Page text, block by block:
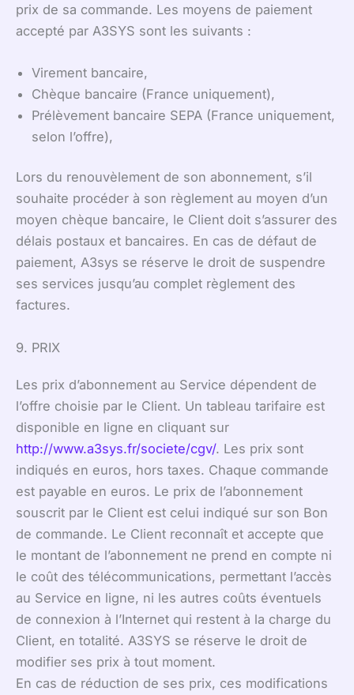
prix de sa commande. Les moyens de paiement
accepté par A3SYS sont les suivants :
Virement bancaire,
Chèque bancaire (France uniquement),
Prélèvement bancaire SEPA (France uniquement,
selon l’offre),
Lors du renouvèlement de son abonnement, s’il
souhaite procéder à son règlement au moyen d’un
moyen chèque bancaire, le Client doit s’assurer des
délais postaux et bancaires. En cas de défaut de
paiement, A3sys se réserve le droit de suspendre
ses services jusqu’au complet règlement des
factures.
9. PRIX
Les prix d’abonnement au Service dépendent de
l’offre choisie par le Client. Un tableau tarifaire est
disponible en ligne en cliquant sur
http://www.a3sys.fr/societe/cgv/. Les prix sont
indiqués en euros, hors taxes. Chaque commande
est payable en euros. Le prix de l’abonnement
souscrit par le Client est celui indiqué sur son Bon
de commande. Le Client reconnaît et accepte que
le montant de l’abonnement ne prend en compte ni
le coût des télécommunications, permettant l’accès
au Service en ligne, ni les autres coûts éventuels
de connexion à l’Internet qui restent à la charge du
Client, en totalité. A3SYS se réserve le droit de
modifier ses prix à tout moment.
En cas de réduction de ses prix, ces modifications